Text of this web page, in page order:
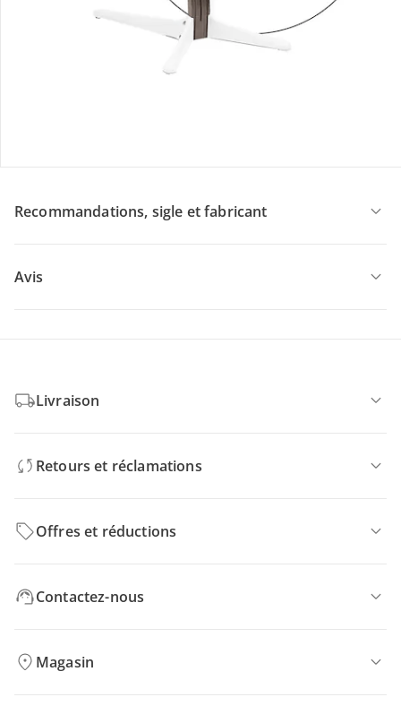
CHF 357.00
Description du produit
Recommandations, sigle et fabricant
Avis
Livraison
Retours et réclamations
Offres et réductions
Contactez-nous
Magasin